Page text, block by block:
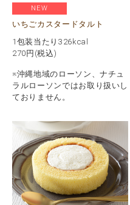
NEW
いちごカスタードタルト
1包装当たり326kcal
270 円(税込)
※沖縄地域のローソン、ナチュ
ラルローソンではお取り扱いし
ておりません。